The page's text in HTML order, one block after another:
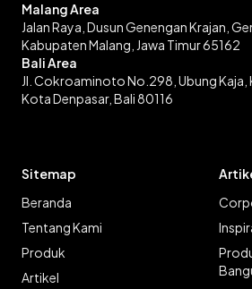
Malang Area
Jalan Raya, Dusun Genengan Krajan,
Kabupaten Malang, Jawa Timur 65162
Bali Area
Jl. Cokroaminoto No.298, Ubung Kaja,
Kota Denpasar, Bali 80116
Sitemap
Beranda
Tentang Kami
Produk
Artikel